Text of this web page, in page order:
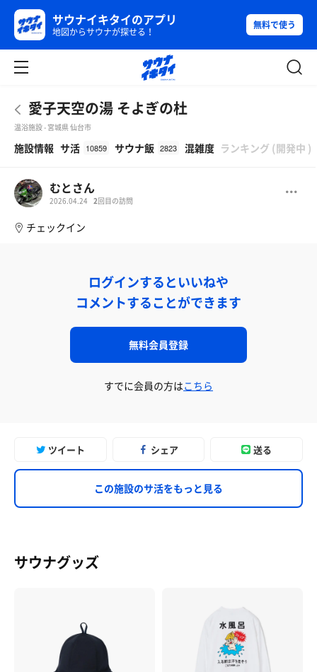
サウナイキタイのアプリ
地図からサウナが探せる！
無料で使う
愛子天空の湯 そよぎの杜
温浴施設 - 宮城県 仙台市
施設情報 サ活 10859 サウナ飯 2823 混雑度 ランキング (開発中 )
むとさん
2026.04.24 2回目の訪問
チェックイン
ログインするといいねや
コメントすることができます
無料会員登録
すでに会員の方はこちら
ツイート シェア 送る
この施設のサ活をもっと見る
サウナグッズ